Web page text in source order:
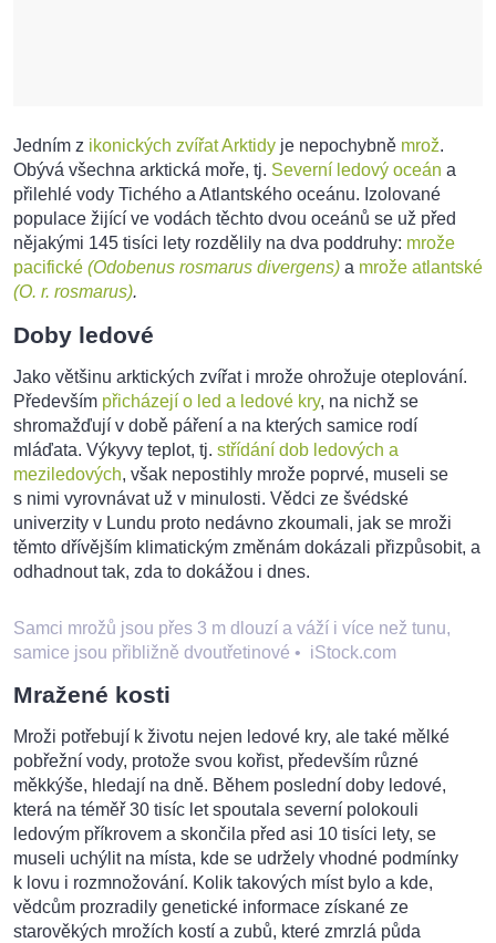
Jedním z ikonických zvířat Arktidy je nepochybně mrož.
Obývá všechna arktická moře, tj. Severní ledový oceán a
přilehlé vody Tichého a Atlantského oceánu. Izolované
populace žijící ve vodách těchto dvou oceánů se už před
nějakými 145 tisíci lety rozdělily na dva poddruhy: mrože
pacifické (Odobenus rosmarus divergens) a mrože atlantské
(O. r. rosmarus).
Doby ledové
Jako většinu arktických zvířat i mrože ohrožuje oteplování.
Především přicházejí o led a ledové kry, na nichž se
shromažďují v době páření a na kterých samice rodí
mláďata. Výkyvy teplot, tj. střídání dob ledových a
meziledových, však nepostihly mrože poprvé, museli se
s nimi vyrovnávat už v minulosti. Vědci ze švédské
univerzity v Lundu proto nedávno zkoumali, jak se mroži
těmto dřívějším klimatickým změnám dokázali přizpůsobit, a
odhadnout tak, zda to dokážou i dnes.
Samci mrožů jsou přes 3 m dlouzí a váží i více než tunu,
samice jsou přibližně dvoutřetinové • iStock.com
Mražené kosti
Mroži potřebují k životu nejen ledové kry, ale také mělké
pobřežní vody, protože svou kořist, především různé
měkkýše, hledají na dně. Během poslední doby ledové,
která na téměř 30 tisíc let spoutala severní polokouli
ledovým příkrovem a skončila před asi 10 tisíci lety, se
museli uchýlit na místa, kde se udržely vhodné podmínky
k lovu i rozmnožování. Kolik takových míst bylo a kde,
vědcům prozradily genetické informace získané ze
starověkých mrožích kostí a zubů, které zmrzlá půda